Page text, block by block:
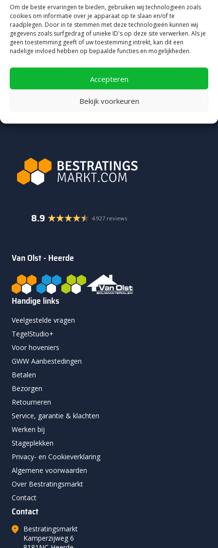
Om de beste ervaringen te bieden, gebruiken wij technologieën zoals
cookies om informatie over je apparaat op te slaan en/of te
raadplegen. Door in te stemmen met deze technologieën kunnen wij
gegevens zoals surfgedrag of unieke ID's op deze site verwerken. Als je
geen toestemming geeft of uw toestemming intrekt, kan dit een
nadelige invloed hebben op bepaalde functies en mogelijkheden.
Accepteren
Bekijk voorkeuren
automatisch kans!
Word VIP en ontdek als eerste de nieuwste inspiratie, slimme
onderhoudstips en exclusieve acties!
8.9 4.927 reviews
Van Olst - Heerde
Handige links
Veelgestelde vragen
TegelStudio+
Voor hoveniers
GWW Aanbestedingen
Betalen
Bezorgen
Retourneren
Service, garantie & klachten
Werken bij
Stageplekken
Privacy- en Cookieverklaring
Algemene voorwaarden
Over Bestratingsmarkt
Contact
Contact
Bestratingsmarkt
Kamperzijweg 6